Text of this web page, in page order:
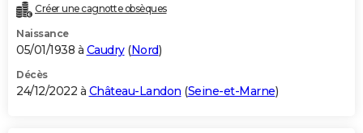
Créer une cagnotte obsèques
Naissance
05/01/1938 à Caudry(Nord)
Décès
24/12/2022 à Château-Landon (Seine-et-Marne)